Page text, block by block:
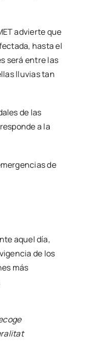
advierte que
hasta el
será entre las
lluvias tan
de las
a la
de
aquel día,
de los
más